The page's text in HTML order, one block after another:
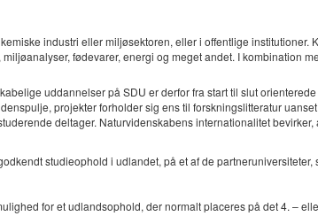
industri eller miljøsektoren, eller i offentlige
fødevarer, energi og meget andet. I kombination
uddannelser på SDU er derfor fra start til slut
projekter forholder sig ens til forskningslitteratur
deltager. Naturvidenskabens internationalitet
studieophold i udlandet, på et af de
for et udlandsophold, der normalt placeres på det 4. –